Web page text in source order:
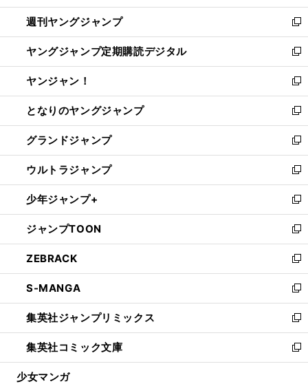
開
く
ウ
で
開
く
ン
ド
ウ
で
開
く
ウ
ィ
ン
ド
ウ
で
開
く
週刊ヤングジャンプ
新
し
い
ウ
ィ
ン
ド
ウ
で
開
く
ヤングジャンプ定期購読デジタル
新
し
い
ウ
ィ
ン
ド
ウ
で
開
く
ヤンジャン！
新
し
い
ウ
ィ
ン
ド
ウ
で
開
く
となりのヤングジャンプ
新
し
い
ウ
ィ
ン
ド
ウ
で
開
く
グランドジャンプ
新
し
い
ウ
ィ
ン
ド
ウ
で
開
く
ウルトラジャンプ
新
し
い
ウ
ィ
ン
ド
ウ
で
開
く
少年ジャンプ+
新
し
い
ウ
ィ
ン
ド
ウ
で
開
く
ジャンプTOON
新
し
い
ウ
ィ
ン
ド
ウ
で
開
ZEBRACK
新
し
い
ウ
ィ
ン
ド
ウ
S-MANGA
新
し
い
ウ
ィ
ン
集英社ジャンプリミックス
新
し
い
ウ
集英社コミック文庫
新
し
少女マンガ